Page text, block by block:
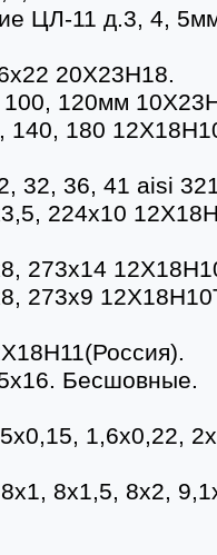
ЦЛ-11 д.3, 4,
20Х23Н18.
100, 120мм
140, 180
32, 36, 41 aisi
224х10
273х14
273х9
Бесшовные.
1,6х0,22,
8х1,5, 8х2,